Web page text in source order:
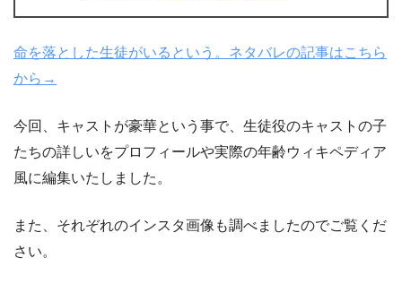
命を落とした生徒がいるという。ネタバレの記事はこちら
から→
今回、キャストが豪華という事で、生徒役のキャストの子
たちの詳しいをプロフィールや実際の年齢ウィキペディア
風に編集いたしました。
また、それぞれのインスタ画像も調べましたのでご覧くだ
さい。